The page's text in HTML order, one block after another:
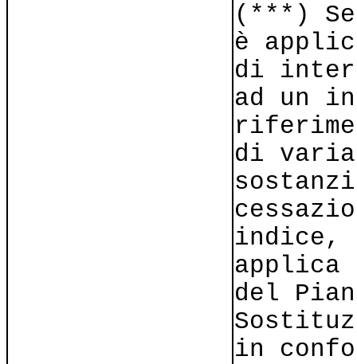
(***)
è
di
ad un
di
indice,
del
in